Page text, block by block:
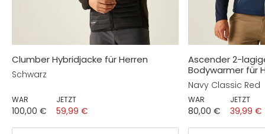
Clumber Hybridjacke für Herren
Schwarz
WAR
100,00 €
JETZT
59,99 €
Ascender 2-
Bodywarmer für
Navy Classic Red
WAR
80,00 €
JETZT
39,99 €